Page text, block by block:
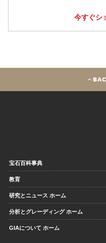
今すぐシ
宝石百科事典
教育
研究とニュース ホーム
分析とグレーディング ホーム
GIAについて ホーム